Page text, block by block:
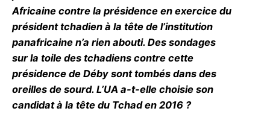
Africaine contre la présidence en exercice du
président tchadien à la tête de l’institution
panafricaine n’a rien abouti. Des sondages
sur la toile des tchadiens contre cette
présidence de Déby sont tombés dans des
oreilles de sourd. L’UA a-t-elle choisie son
candidat à la tête du Tchad en 2016 ?